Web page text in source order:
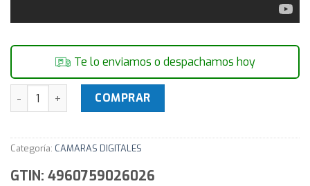
Te lo enviamos o despachamos hoy
Lente Nikon AF-S 18-200mm F/3.5-5.6G ED VR II para
COMPRAR
Categoría: CAMARAS DIGITALES
GTIN: 4960759026026